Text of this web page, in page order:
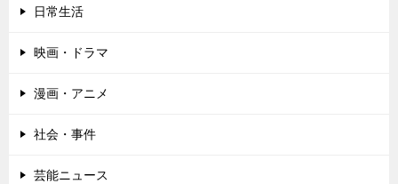
日常生活
映画・ドラマ
漫画・アニメ
社会・事件
芸能ニュース